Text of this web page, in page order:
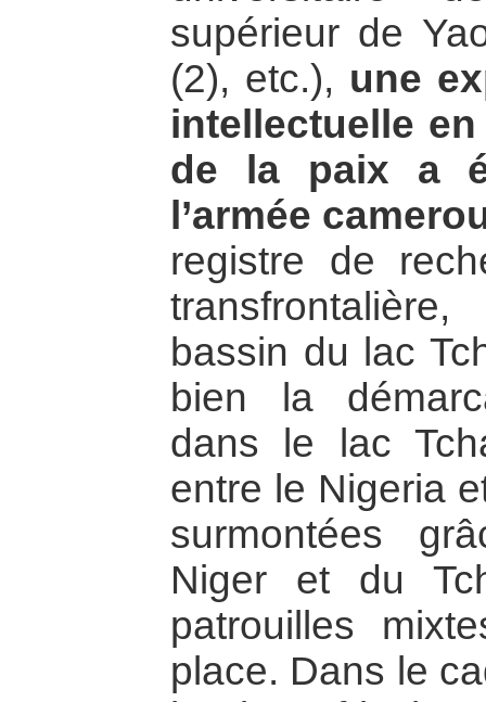
supérieur de
(2), etc.), une
intellectuelle
de la paix a
l’armée
registre de
bassin du lac
bien la
dans le lac
entre le Nigeria
surmontées
Niger et du
patrouilles
place. Dans le